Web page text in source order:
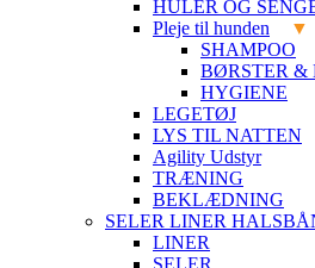
HULER OG
Pleje til hunden
SHAMPOO
BØRSTER &
HYGIENE
LEGETØJ
LYS TIL NATTEN
Agility Udstyr
TRÆNING
BEKLÆDNING
SELER LINER
LINER
SELER